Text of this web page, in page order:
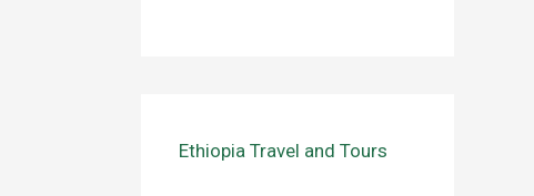
Ethiopia Travel and Tours